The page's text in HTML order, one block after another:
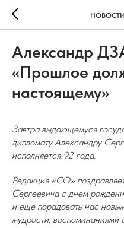
Александр
«Прошлое
настоящему»
Завтра выдающемуся
дипломату Александру
исполняется 92 года.
Редакция «СО»
Сергеевича с днем
и еще порадовать нас
мудрости, воспоминаниями